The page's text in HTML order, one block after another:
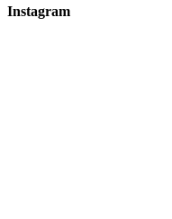
Instagram